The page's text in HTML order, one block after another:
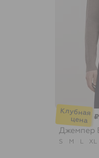
₽
Джемпер
S M L XL